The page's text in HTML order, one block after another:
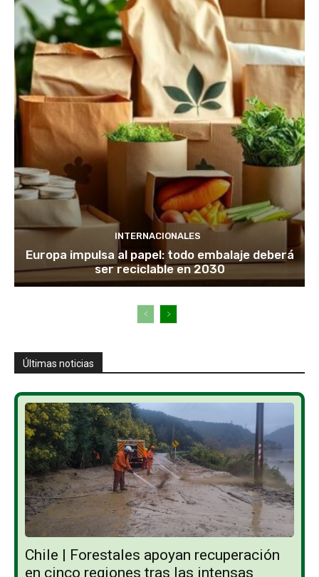
INTERNACIONALES
Europa impulsa al papel: todo embalaje deberá
ser reciclable en 2030
Últimas noticias
Chile | Forestales apoyan recuperación
en cinco regiones tras las intensas